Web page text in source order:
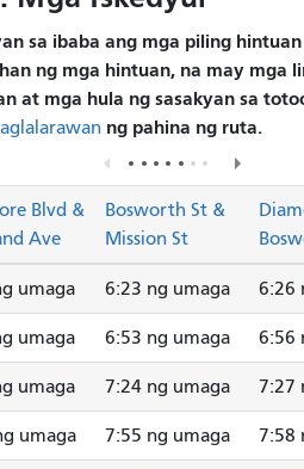
sa ibaba ang mga piling
ng mga hintuan, na may mga
at mga hula ng sasakyan sa
ng pahina ng ruta.
Blvd &
Ave
Bosworth St &
Mission St
umaga 6:23 ng umaga 6:26
umaga 6:53 ng umaga 6:56
umaga 7:24 ng umaga 7:27
umaga 7:55 ng umaga 7:58